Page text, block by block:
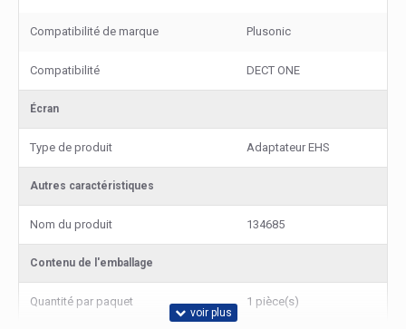
Compatibilité de marque Plusonic
Compatibilité DECT ONE
Écran
Type de produit Adaptateur EHS
Autres caractéristiques
Nom du produit 134685
Contenu de l'emballage
Quantité par paquet 1 pièce(s)